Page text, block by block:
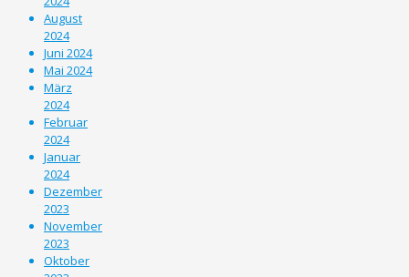
August
2024
Juni 2024
Mai 2024
März
2024
Februar
2024
Januar
2024
Dezember
2023
November
2023
Oktober